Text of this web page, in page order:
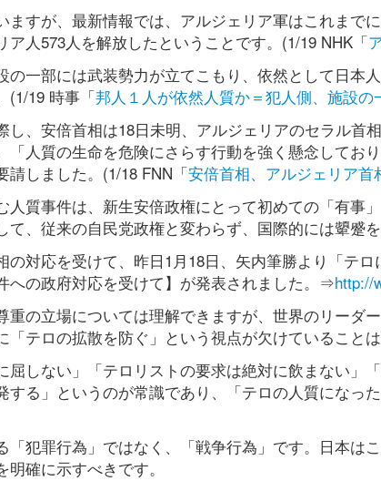
ますが、最新情報では、アルジェリア軍はこれまで
ア人573人を解放したということです。(1/19 NHK「
の一部には武装勢力が立てこもり、依然として日本
(1/19 時事「邦人１人が依然人質か＝犯人側、施設
し、安倍首相は18日未明、アルジェリアのセラル首
「人質の生命を危険にさらす行動を強く懸念してお
請しました。(1/18 FNN「安倍首相、アルジェリア
人質事件は、新生安倍政権にとって初めての「有事
て、従来の自民党政権と変わらず、国際的には顰蹙
の対応を受けて、昨日1月18日、矢内筆勝より「テ
への政府対応を受けて】が発表されました。⇒http://
重の立場については理解できますが、世界のリーダ
「テロの拡散を防ぐ」という視点が欠けていることは
屈しない」「テロリストの要求は絶対に飲まない」
する」というのが常識であり、「テロの人質になっ
「犯罪行為」ではなく、「戦争行為」です。日本は
確に示すべきです。